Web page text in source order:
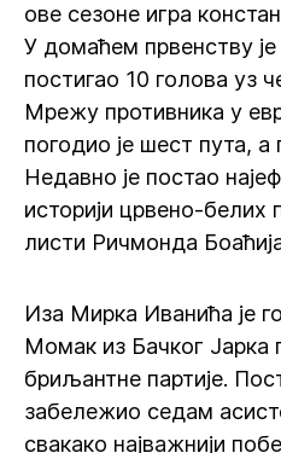
ове сезоне игра
У домаћем првенству
постигао 10 голова уз
Мрежу противника у
погодио је шест пута, а
Недавно је постао
историји црвено-белих
листи Ричмонда
Иза Мирка Иванића је
Момак из Бачког Јарка
бриљантне партије.
забележио седам
свакако најважнији